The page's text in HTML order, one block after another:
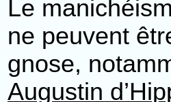
Le
ne peuvent
gnose,
Augustin